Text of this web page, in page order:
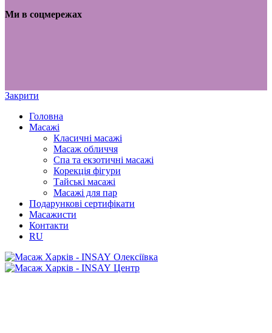
Ми в соцмережах
Закрити
Головна
Масажі
Класичні масажі
Масаж обличчя
Спа та екзотичні масажі
Корекція фігури
Тайські масажі
Масажі для пар
Подарункові сертифікати
Масажисти
Контакти
RU
Олексіївка
Центр